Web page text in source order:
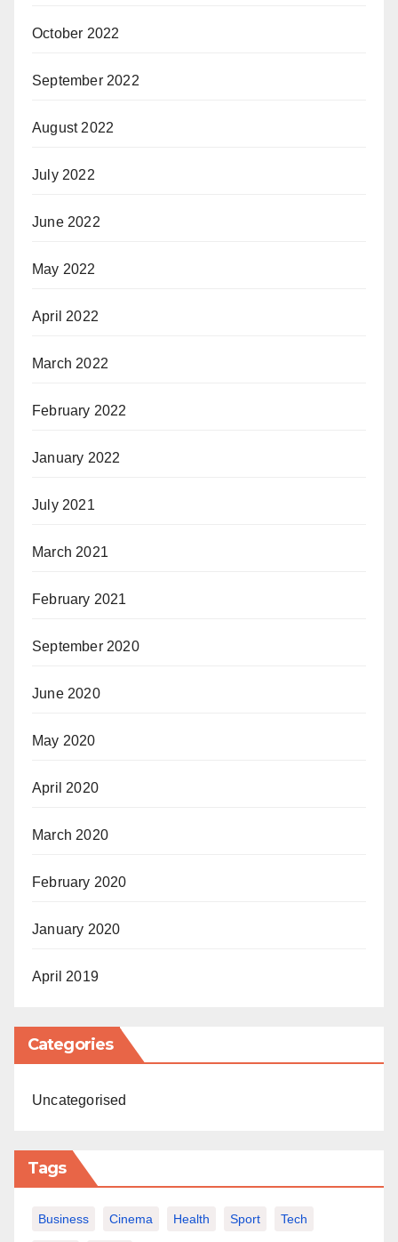
October 2022
September 2022
August 2022
July 2022
June 2022
May 2022
April 2022
March 2022
February 2022
January 2022
July 2021
March 2021
February 2021
September 2020
June 2020
May 2020
April 2020
March 2020
February 2020
January 2020
April 2019
Categories
Uncategorised
Tags
Business Cinema Health Sport Tech